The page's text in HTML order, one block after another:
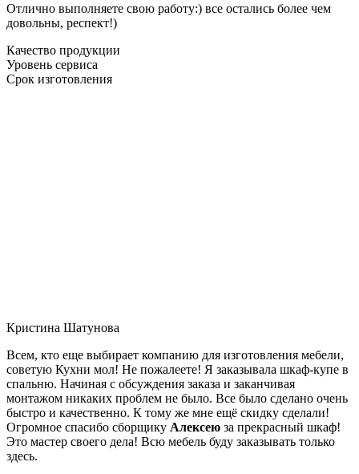
Отлично выполняете свою работу:) все остались более чем
довольны, респект!)
Качество продукции
Уровень сервиса
Срок изготовления
Кристина Шатунова
Всем, кто еще выбирает компанию для изготовления мебели,
советую Кухни мол! Не пожалеете! Я заказывала шкаф-купе в
спальню. Начиная с обсуждения заказа и заканчивая
монтажом никаких проблем не было. Все было сделано очень
быстро и качественно. К тому же мне ещё скидку сделали!
Огромное спасибо сборщику Алексею за прекрасный шкаф!
Это мастер своего дела! Всю мебель буду заказывать только
здесь.